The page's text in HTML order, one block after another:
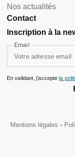
Nos actualités
Contact
Inscription à la
Email
En validant, j’accepte la
Mentions légales